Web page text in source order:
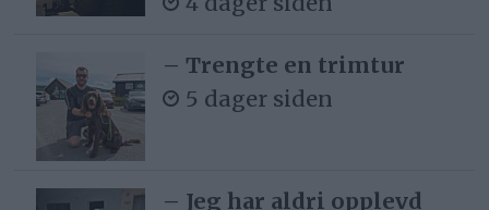
– Trengte en trimtur
5 dager siden
– Jeg har aldri opplevd